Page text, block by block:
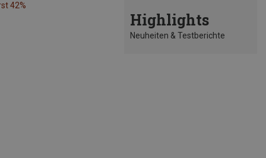
42%
Highlights
Neuheiten & Testberichte